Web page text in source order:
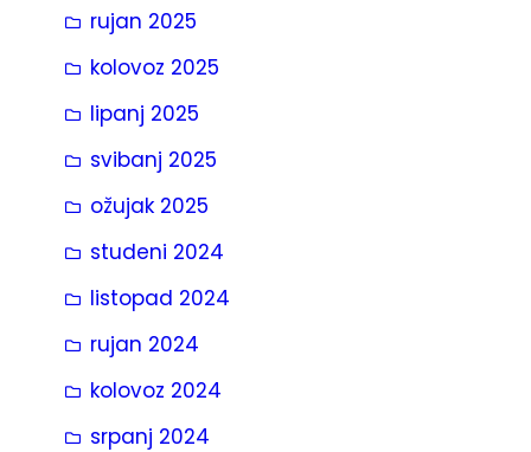
rujan 2025
kolovoz 2025
lipanj 2025
svibanj 2025
ožujak 2025
studeni 2024
listopad 2024
rujan 2024
kolovoz 2024
srpanj 2024